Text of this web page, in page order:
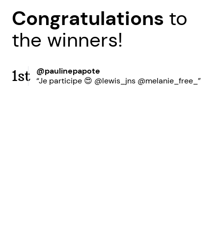
Congratulations to
the winners!
1st
@paulinepapote
“Je participe 😍 @lewis_jns @melanie_free_”